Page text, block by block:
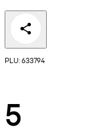
PLU: 633794
5